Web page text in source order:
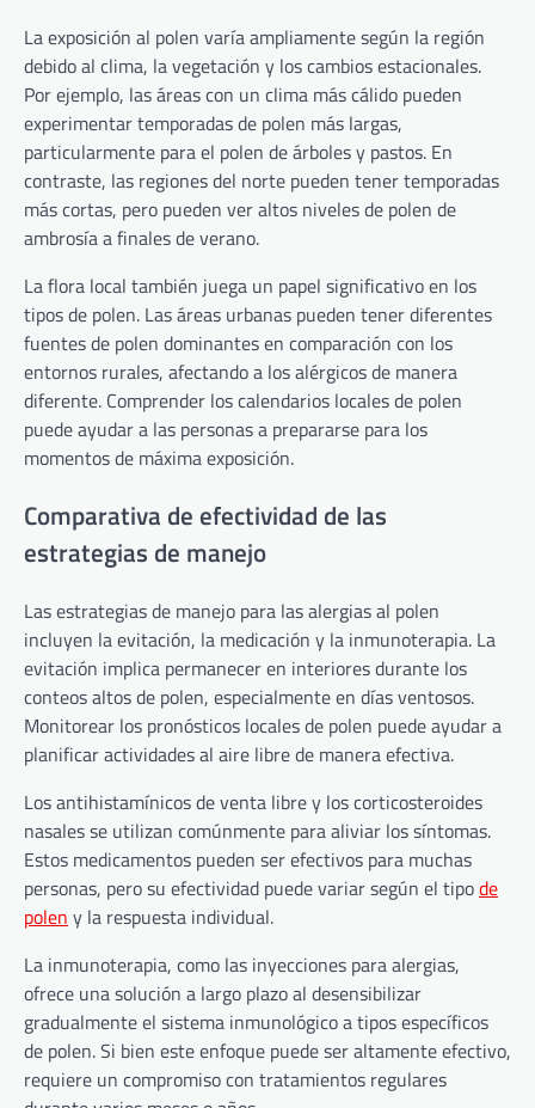
La exposición al polen varía ampliamente según la región
debido al clima, la vegetación y los cambios estacionales.
Por ejemplo, las áreas con un clima más cálido pueden
experimentar temporadas de polen más largas,
particularmente para el polen de árboles y pastos. En
contraste, las regiones del norte pueden tener temporadas
más cortas, pero pueden ver altos niveles de polen de
ambrosía a finales de verano.
La flora local también juega un papel significativo en los
tipos de polen. Las áreas urbanas pueden tener diferentes
fuentes de polen dominantes en comparación con los
entornos rurales, afectando a los alérgicos de manera
diferente. Comprender los calendarios locales de polen
puede ayudar a las personas a prepararse para los
momentos de máxima exposición.
Comparativa de efectividad de las
estrategias de manejo
Las estrategias de manejo para las alergias al polen
incluyen la evitación, la medicación y la inmunoterapia. La
evitación implica permanecer en interiores durante los
conteos altos de polen, especialmente en días ventosos.
Monitorear los pronósticos locales de polen puede ayudar a
planificar actividades al aire libre de manera efectiva.
Los antihistamínicos de venta libre y los corticosteroides
nasales se utilizan comúnmente para aliviar los síntomas.
Estos medicamentos pueden ser efectivos para muchas
personas, pero su efectividad puede variar según el tipode
polen y la respuesta individual.
La inmunoterapia, como las inyecciones para alergias,
ofrece una solución a largo plazo al desensibilizar
gradualmente el sistema inmunológico a tipos específicos
de polen. Si bien este enfoque puede ser altamente efectivo,
requiere un compromiso con tratamientos regulares